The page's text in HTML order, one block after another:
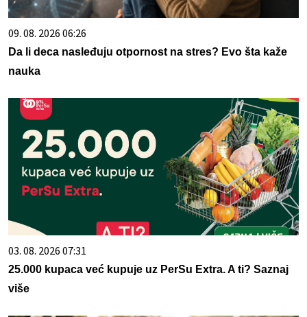
09. 08. 2026 06:26
Da li deca nasleđuju otpornost na stres? Evo šta kaže
nauka
03. 08. 2026 07:31
25.000 kupaca već kupuje uz PerSu Extra. A ti? Saznaj
više